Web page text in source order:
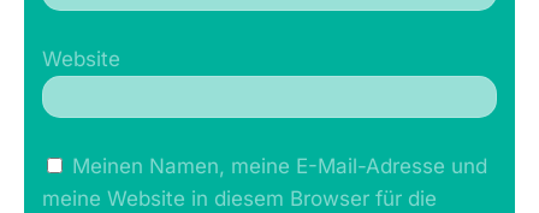
Website
Meinen Namen, meine E-Mail-Adresse und
meine Website in diesem Browser für die